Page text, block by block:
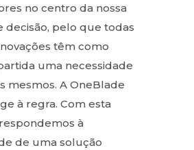
no centro da nossa
decisão, pelo que todas
têm como
uma necessidade
mesmos. A OneBlade
à regra. Com esta
à
de uma solução